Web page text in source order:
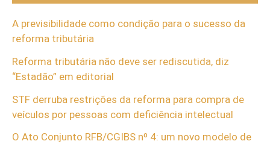
A previsibilidade como condição para o sucesso da
reforma tributária
Reforma tributária não deve ser rediscutida, diz
“Estadão” em editorial
STF derruba restrições da reforma para compra de
veículos por pessoas com deficiência intelectual
O Ato Conjunto RFB/CGIBS nº 4: um novo modelo de